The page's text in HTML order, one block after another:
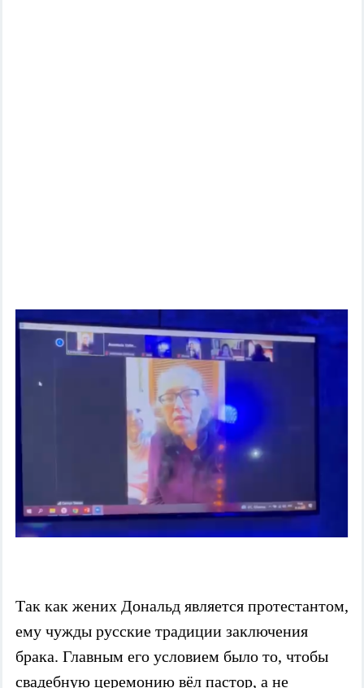
Так как жених Дональд является протестантом,
ему чужды русские традиции заключения
брака. Главным его условием было то, чтобы
свадебную церемонию вёл пастор, а не